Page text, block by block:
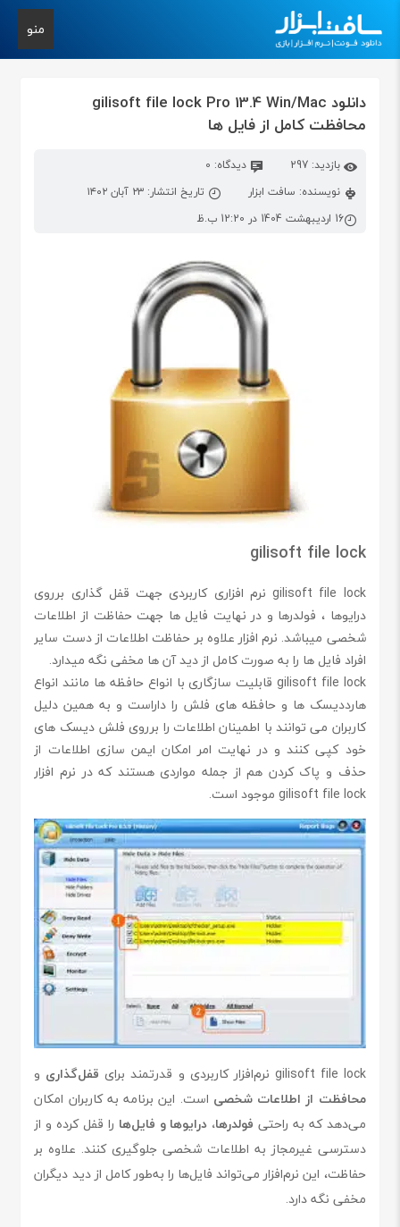
منو
دانلود gilisoft file lock Pro 13.4 Win/Mac
محافظت کامل از فایل ها
بازدید: 297
دیدگاه: 0
نویسنده: سافت ابزار
تاریخ انتشار: ۲۳ آبان ۱۴۰۲
16 اردیبهشت 1404 در 12:20 ب.ظ
gilisoft file lock
gilisoft file lock نرم افزاری کاربردی جهت قفل گذاری برروی
درایوها ، فولدرها و در نهایت فایل ها جهت حفاظت از اطلاعات
شخصی میباشد. نرم افزار علاوه بر حفاظت اطلاعات از دست سایر
افراد فایل ها را به صورت کامل از دید آن ها مخفی نگه میدارد.
gilisoft file lock قابلیت سازگاری با انواع حافظه ها مانند انواع
هارددیسک ها و حافظه های فلش را داراست و به همین دلیل
کاربران می توانند با اطمینان اطلاعات را برروی فلش دیسک های
خود کپی کنند و در نهایت امر امکان ایمن سازی اطلاعات از
حذف و پاک کردن هم از جمله مواردی هستند که در نرم افزار
gilisoft file lock موجود است.
gilisoft file lock نرم‌افزار کاربردی و قدرتمند برای قفل‌گذاری و
محافظت از اطلاعات شخصی است. این برنامه به کاربران امکان
می‌دهد که به راحتی فولدرها، درایوها و فایل‌ها را قفل کرده و از
دسترسی غیرمجاز به اطلاعات شخصی جلوگیری کنند. علاوه بر
حفاظت، این نرم‌افزار می‌تواند فایل‌ها را به‌طور کامل از دید دیگران
مخفی نگه دارد.